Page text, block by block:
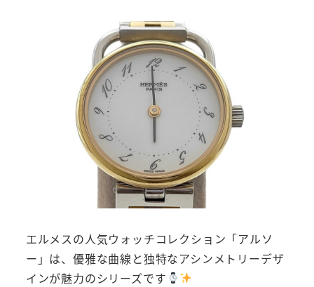
エルメスの人気ウォッチコレクション「アルソ
ー」は、優雅な曲線と独特なアシンメトリーデザ
インが魅力のシリーズです